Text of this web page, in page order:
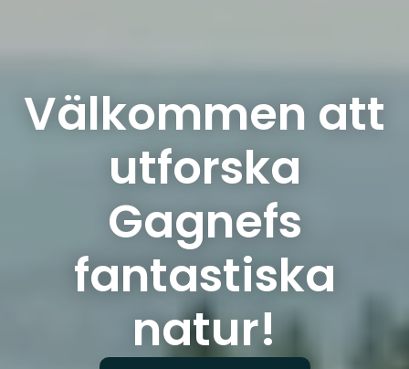
Välkommen att
utforska
Gagnefs
fantastiska
natur!